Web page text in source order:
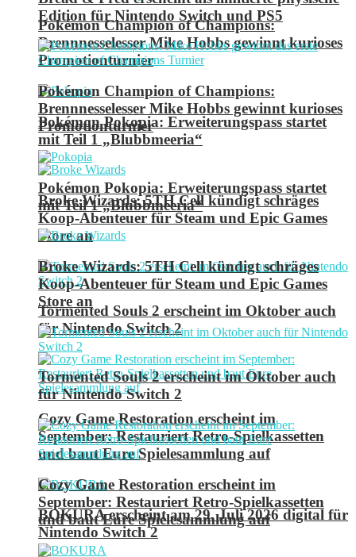
Pokémon Champion of Champions:
Brennnesselesser Mike Hobbs gewinnt kurioses
Promotionturnier
Pokémon Pokopia: Erweiterungspass startet
mit Teil 1 „Blubbmeeria“
Broke Wizards: 5TH Cell kündigt schräges
Koop-Abenteuer für Steam und Epic Games
Store an
Tormented Souls 2 erscheint im Oktober auch
für Nintendo Switch 2
Cozy Game Restoration erscheint im
September: Restauriert Retro-Spielkassetten
und baut Eure Spielesammlung auf
BOKURA erscheint am 29. Juli 2026 digital für
Nintendo Switch 2
Edition für Nintendo Switch und PS5
Pokémon Champion of Champions:
Brennnesselesser Mike Hobbs gewinnt kurioses
Promotionturnier
Pokémon Pokopia: Erweiterungspass startet
mit Teil 1 „Blubbmeeria“
Broke Wizards: 5TH Cell kündigt schräges
Koop-Abenteuer für Steam und Epic Games
Store an
Tormented Souls 2 erscheint im Oktober auch
für Nintendo Switch 2
Cozy Game Restoration erscheint im
September: Restauriert Retro-Spielkassetten
und baut Eure Spielesammlung auf